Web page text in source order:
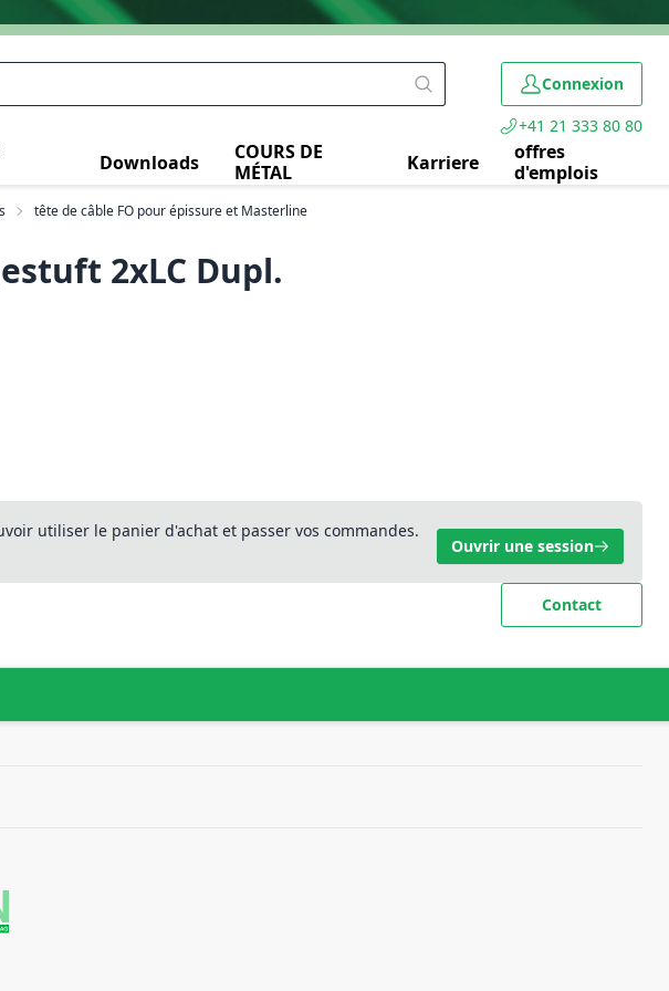
Connexion
+41 21 333 80 80
Downloads
COURS DE
MÉTAL
Karriere
offres
d'emplois
tête de câble FO pour épissure et Masterline
2xLC Dupl.
utiliser le panier d'achat et passer vos commandes.
Ouvrir une session
Contact